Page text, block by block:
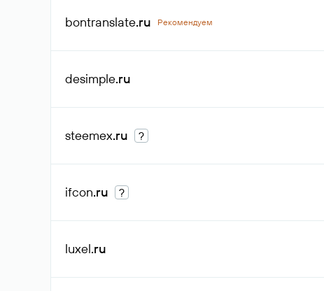
bontranslate.ru Рекомендуем
desimple.ru
steemex.ru ?
ifcon.ru ?
luxel.ru